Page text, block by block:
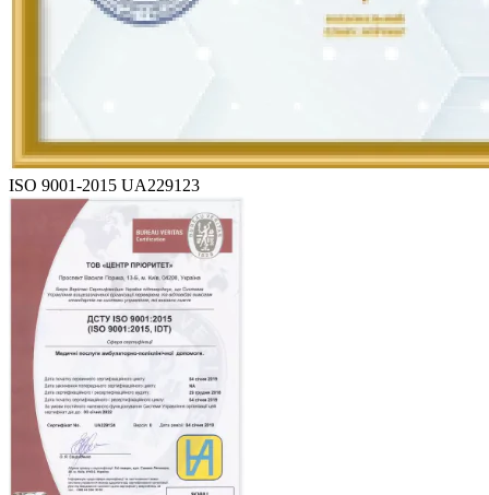
ISO 9001-2015 UA229123